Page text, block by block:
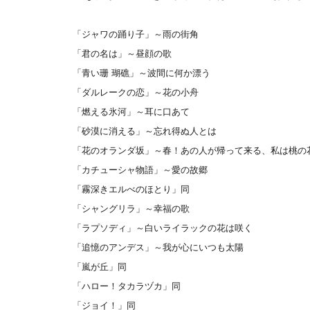
「ジャワの踊り子」～雨の街角
「君の名は」～昼顔の歌
「青い珊 瑚礁」～波間に何か漂う
「ダルレークの恋」～花の小舟
「燃える氷河」～耳に口あて
「砂漠に消える」～忘れ得ぬ人とは
「花のオランダ坂」～春！あの人が帰って来る、私は桃の
「カチューシャ物語」～愛の故郷
「霧深きエルべのほとり」同
「シャングリラ」～幸福の歌
「ラプソディ」～白いライラックの花は咲く
「追憶のアンデス」～我が心にいつも太陽
「嵐が丘」同
「ハロー！タカラヅカ」同
「ジョイ！」同